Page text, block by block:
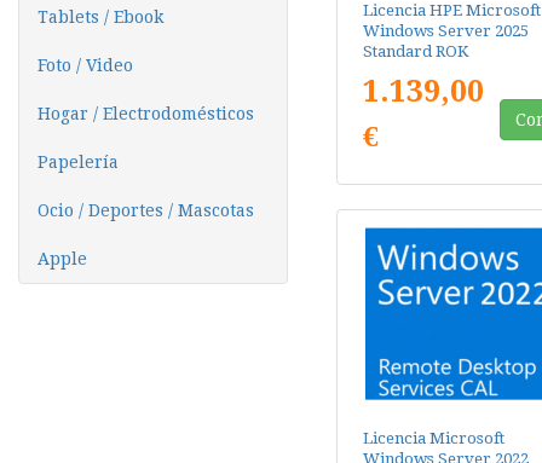
Tablets / Ebook
Foto / Video
Hogar / Electrodomésticos
Papelería
Ocio / Deportes / Mascotas
Apple
Licencia HPE Microsoft
Windows Server 2025
Standard ROK
1.139,00
€
Licencia Microsoft
Windows Server 2022